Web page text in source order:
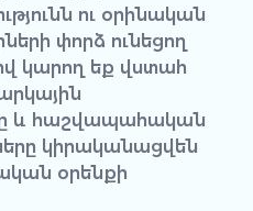
ու օրինական
փորձ ունեցող
կարող եք վստահ
և հաշվապահական
կիրականացվեն
օրենքի